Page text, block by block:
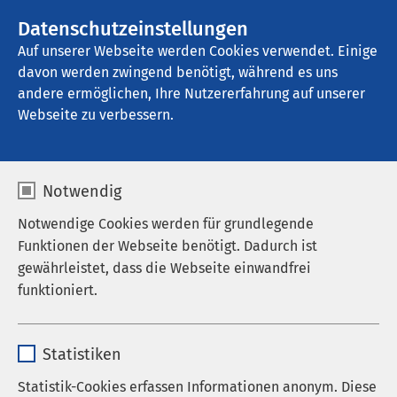
Datenschutzeinstellungen
Auf unserer Webseite werden Cookies verwendet. Einige
davon werden zwingend benötigt, während es uns
andere ermöglichen, Ihre Nutzererfahrung auf unserer
Webseite zu verbessern.
Notwendig
Notwendige Cookies werden für grundlegende
Funktionen der Webseite benötigt. Dadurch ist
gewährleistet, dass die Webseite einwandfrei
funktioniert.
Anbieter sgalinski
Statistiken
Statistik-Cookies erfassen Informationen anonym. Diese
AMEOS Reha Klinikum Inntal
Behandlungselemente
Die Idee hinter IDeA
ist ein integratives und ganzheitliches
Behandlungsprogramm, das aus verschiedenen
Therapeutische Gemeinschaft, die Sicherheit und